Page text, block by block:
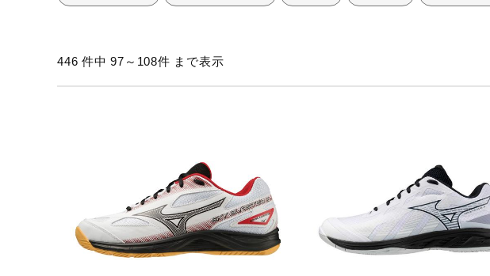
ソフトボール
ゴアテックス
スペシャルカラーパック
スニーカー商品をすべて見る
446 件中 97～108件 まで表示